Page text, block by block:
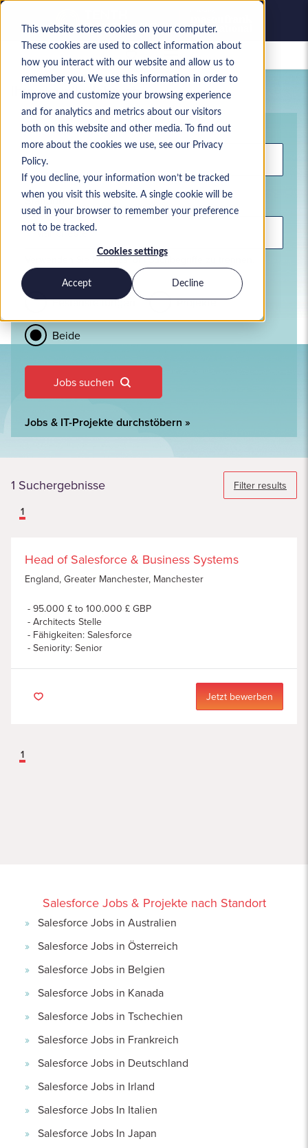
This website stores cookies on your computer.
These cookies are used to collect information about
how you interact with our website and allow us to
remember you. We use this information in order to
improve and customize your browsing experience
and for analytics and metrics about our visitors
both on this website and other media. To find out
more about the cookies we use, see our Privacy
Policy.
If you decline, your information won’t be tracked
when you visit this website. A single cookie will be
used in your browser to remember your preference
not to be tracked.
Cookies settings
Accept Decline
Gespeicherte Jobs
Ihre aktuelle Jobsuche
Stichwort
Standort
Verwenden Sie Kommas, um Suchbegriffe zu trennen.
Festanstellungen Projekte
Beide
Jobs suchen
Jobs & IT-Projekte durchstöbern »
1 Suchergebnisse
Filter results
1
Head of Salesforce & Business Systems
England, Greater Manchester, Manchester
95.000 £ to 100.000 £ GBP
Architects Stelle
Fähigkeiten: Salesforce
Seniority: Senior
Jetzt bewerben
1
Salesforce Jobs & Projekte nach Standort
Salesforce Jobs in Australien
Salesforce Jobs in Österreich
Salesforce Jobs in Belgien
Salesforce Jobs in Kanada
Salesforce Jobs in Tschechien
Salesforce Jobs in Frankreich
Salesforce Jobs in Deutschland
Salesforce Jobs in Irland
Salesforce Jobs In Italien
Salesforce Jobs In Japan